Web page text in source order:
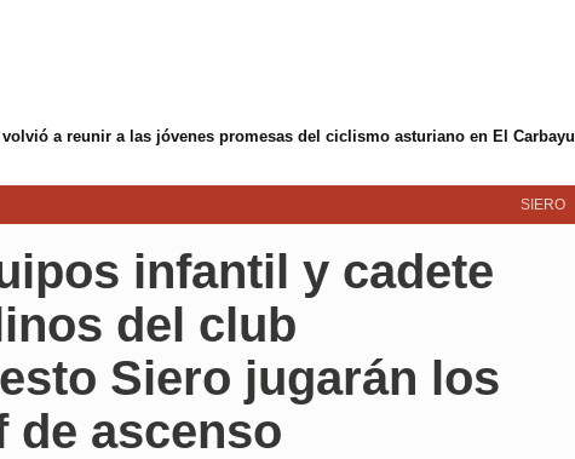
a reunir a las jóvenes promesas del ciclismo asturiano en El Carbayu
SIERO
infantil y cadete
del club
Siero jugarán los
de ascenso